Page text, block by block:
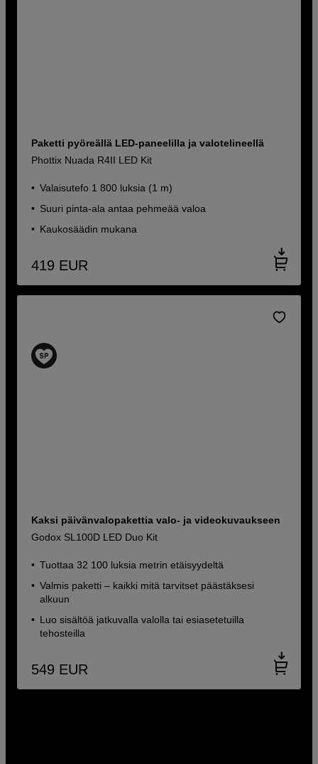
Paketti pyöreällä LED-paneelilla ja valotelineellä
Phottix Nuada R4II LED Kit
Valaisutefo 1 800 luksia (1 m)
Suuri pinta-ala antaa pehmeää valoa
Kaukosäädin mukana
419 EUR
Kaksi päivänvalopakettia valo- ja videokuvaukseen
Godox SL100D LED Duo Kit
Tuottaa 32 100 luksia metrin etäisyydeltä
Valmis paketti – kaikki mitä tarvitset päästäksesi
alkuun
Luo sisältöä jatkuvalla valolla tai esiasetetuilla
tehosteilla
549 EUR